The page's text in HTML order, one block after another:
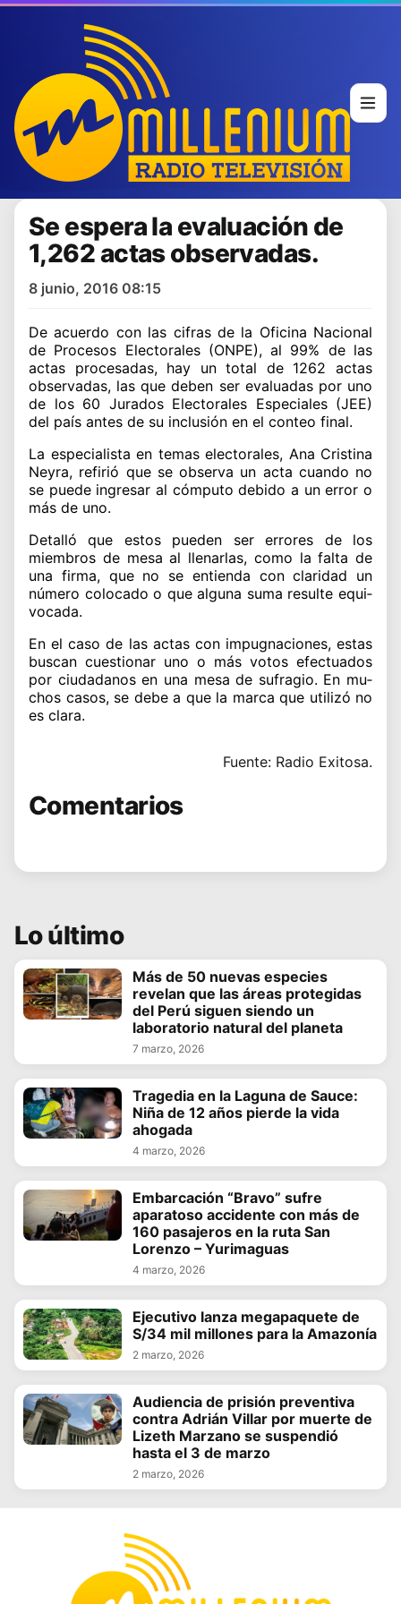
Se espera la evaluación de
1,262 actas observadas.
8 junio, 2016 08:15
De acuerdo con las ci­fras de la Oficina Nacio­nal
de Procesos Electora­les (ONPE), al 99% de las
actas procesadas, hay un total de 1262 actas
obser­vadas, las que deben ser evaluadas por uno
de los 60 Jurados Electorales Es­peciales (JEE)
del país an­tes de su inclusión en el conteo final.
La especialista en temas electorales, Ana Cristina
Neyra, refirió que se obser­va un acta cuando no
se pue­de ingresar al cómputo debi­do a un error o
más de uno.
Detalló que estos pue­den ser errores de los
miembros de mesa al lle­narlas, como la falta de
una firma, que no se en­tienda con claridad un
número colocado o que alguna suma resulte equi­
vocada.
En el caso de las actas con impugnaciones, es­tas
buscan cuestionar uno o más votos efectuados
por ciudadanos en una mesa de sufragio. En mu­
chos casos, se debe a que la marca que utilizó no
es clara.
Fuente: Radio Exitosa.
Comentarios
Lo último
Más de 50 nuevas especies
revelan que las áreas protegidas
del Perú siguen siendo un
laboratorio natural del planeta
7 marzo, 2026
Tragedia en la Laguna de Sauce:
Niña de 12 años pierde la vida
ahogada
4 marzo, 2026
Embarcación “Bravo” sufre
aparatoso accidente con más de
160 pasajeros en la ruta San
Lorenzo – Yurimaguas
4 marzo, 2026
Ejecutivo lanza megapaquete de
S/34 mil millones para la Amazonía
2 marzo, 2026
Audiencia de prisión preventiva
contra Adrián Villar por muerte de
Lizeth Marzano se suspendió
hasta el 3 de marzo
2 marzo, 2026